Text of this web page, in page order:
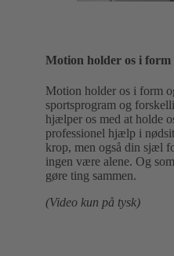
Motion holder os i form
Motion holder os i form
sportsprogram og
hjælper os med at holde
professionel hjælp i
krop, men også din sjæl
ingen være alene. Og
gøre ting sammen.
(Video kun på tysk)